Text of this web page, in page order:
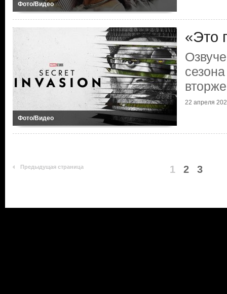
Фото/Видео
Фото/Видео
«Это
22 апреля
Предыдущая страница 1 2 3